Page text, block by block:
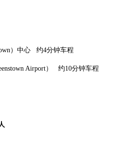
）中心 约4分钟车程
Airport） 约10分钟车程